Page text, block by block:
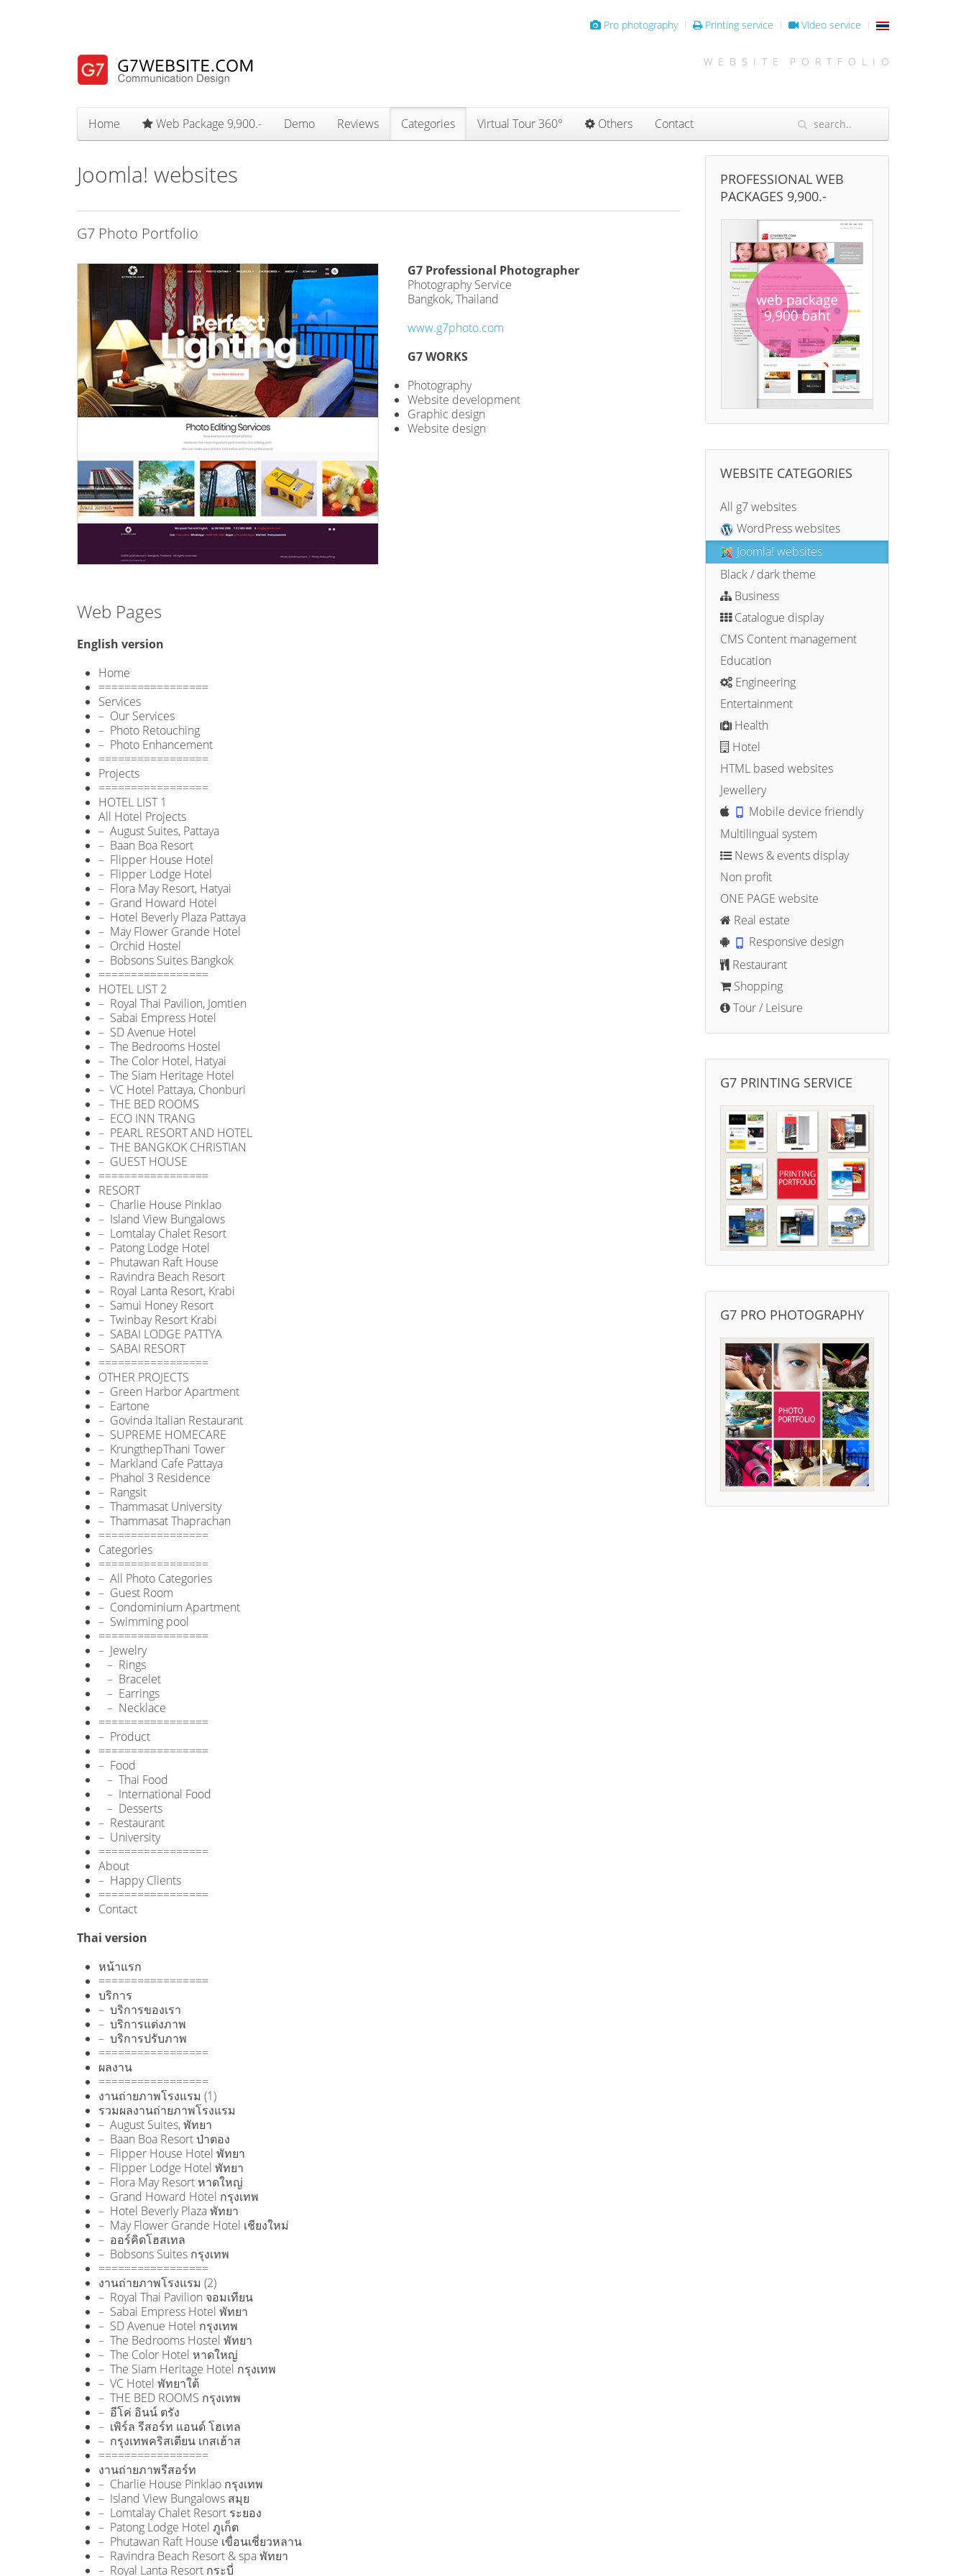
Pro photography Printing service Video service
W E B S I T E P O R T F O L I O
Home Web Package 9,900.- Demo Reviews Categories Virtual Tour 360° Others Contact
Joomla! websites
G7 Photo Portfolio
G7 Professional Photographer
Photography Service
Bangkok, Thailand
www.g7photo.com
G7 WORKS
Photography
Website development
Graphic design
Website design
Web Pages
English version
Home
=================
Services
– Our Services
– Photo Retouching
– Photo Enhancement
=================
Projects
=================
HOTEL LIST 1
All Hotel Projects
– August Suites, Pattaya
– Baan Boa Resort
– Flipper House Hotel
– Flipper Lodge Hotel
– Flora May Resort, Hatyai
– Grand Howard Hotel
– Hotel Beverly Plaza Pattaya
– May Flower Grande Hotel
– Orchid Hostel
– Bobsons Suites Bangkok
=================
HOTEL LIST 2
– Royal Thai Pavilion, Jomtien
– Sabai Empress Hotel
– SD Avenue Hotel
– The Bedrooms Hostel
– The Color Hotel, Hatyai
– The Siam Heritage Hotel
– VC Hotel Pattaya, Chonburi
– THE BED ROOMS
– ECO INN TRANG
– PEARL RESORT AND HOTEL
– THE BANGKOK CHRISTIAN
– GUEST HOUSE
=================
RESORT
– Charlie House Pinklao
– Island View Bungalows
– Lomtalay Chalet Resort
– Patong Lodge Hotel
– Phutawan Raft House
– Ravindra Beach Resort
– Royal Lanta Resort, Krabi
– Samui Honey Resort
– Twinbay Resort Krabi
– SABAI LODGE PATTYA
– SABAI RESORT
=================
OTHER PROJECTS
– Green Harbor Apartment
– Eartone
– Govinda Italian Restaurant
– SUPREME HOMECARE
– KrungthepThani Tower
– Markland Cafe Pattaya
– Phahol 3 Residence
– Rangsit
– Thammasat University
– Thammasat Thaprachan
=================
Categories
=================
– All Photo Categories
– Guest Room
– Condominium Apartment
– Swimming pool
=================
– Jewelry
– Rings
– Bracelet
– Earrings
– Necklace
=================
– Product
=================
– Food
– Thai Food
– International Food
– Desserts
– Restaurant
– University
=================
About
– Happy Clients
=================
Contact
Thai version
หน้าแรก
=================
บริการ
– บริการของเรา
– บริการแต่งภาพ
– บริการปรับภาพ
=================
ผลงาน
=================
งานถ่ายภาพโรงแรม (1)
รวมผลงานถ่ายภาพโรงแรม
– August Suites, พัทยา
– Baan Boa Resort ป่าตอง
– Flipper House Hotel พัทยา
– Flipper Lodge Hotel พัทยา
– Flora May Resort หาดใหญ่
– Grand Howard Hotel กรุงเทพ
– Hotel Beverly Plaza พัทยา
– May Flower Grande Hotel เชียงใหม่
– ออร์คิดโฮสเทล
– Bobsons Suites กรุงเทพ
=================
งานถ่ายภาพโรงแรม (2)
– Royal Thai Pavilion จอมเทียน
– Sabai Empress Hotel พัทยา
– SD Avenue Hotel กรุงเทพ
– The Bedrooms Hostel พัทยา
– The Color Hotel หาดใหญ่
– The Siam Heritage Hotel กรุงเทพ
– VC Hotel พัทยาใต้
– THE BED ROOMS กรุงเทพ
– อีโค่ อินน์ ตรัง
– เพิร์ล รีสอร์ท แอนด์ โฮเทล
– กรุงเทพคริสเตียน เกสเฮ้าส
=================
งานถ่ายภาพรีสอร์ท
– Charlie House Pinklao กรุงเทพ
– Island View Bungalows สมุย
– Lomtalay Chalet Resort ระยอง
– Patong Lodge Hotel ภูเก็ต
– Phutawan Raft House เขื่อนเชี่ยวหลาน
– Ravindra Beach Resort & spa พัทยา
– Royal Lanta Resort กระบี่
PROFESSIONAL WEB
PACKAGES 9,900.-
WEBSITE CATEGORIES
All g7 websites
WordPress websites
Joomla! websites
Black / dark theme
Business
Catalogue display
CMS Content management
Education
Engineering
Entertainment
Health
Hotel
HTML based websites
Jewellery
Mobile device friendly
Multilingual system
News & events display
Non profit
ONE PAGE website
Real estate
Responsive design
Restaurant
Shopping
Tour / Leisure
G7 PRINTING SERVICE
G7 PRO PHOTOGRAPHY